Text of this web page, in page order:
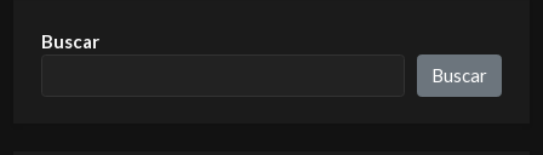
Buscar
Buscar